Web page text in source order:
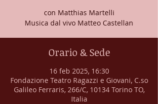
con Matthias Martelli
Musica dal vivo Matteo Castellan
Orario & Sede
16 feb 2025, 16:30
Fondazione Teatro Ragazzi e Giovani, C.so
Galileo Ferraris, 266/C, 10134 Torino TO,
Italia